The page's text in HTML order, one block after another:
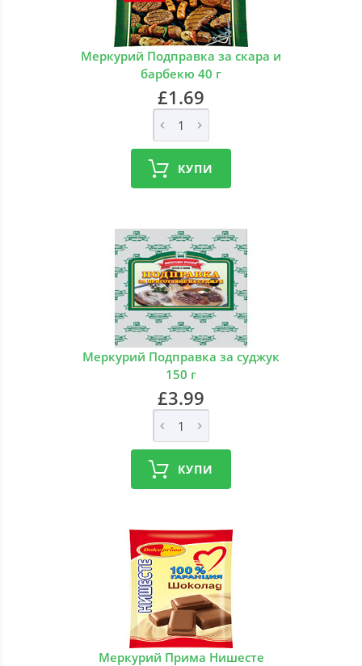
Меркурий Подправка за скара и
барбекю 40 г
£1.69
КУПИ
Меркурий Подправка за суджук
150 г
£3.99
КУПИ
Меркурий Прима Нишесте